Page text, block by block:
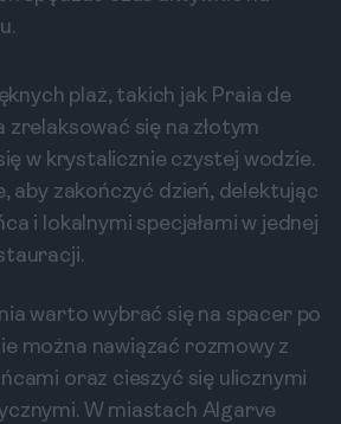
plaż, takich jak Praia de
zrelaksować się na złotym
w krystalicznie czystej wodzie.
aby zakończyć dzień, delektując
i lokalnymi specjałami w jednej
warto wybrać się na spacer po
można nawiązać rozmowy z
oraz cieszyć się ulicznymi
W miastach Algarve